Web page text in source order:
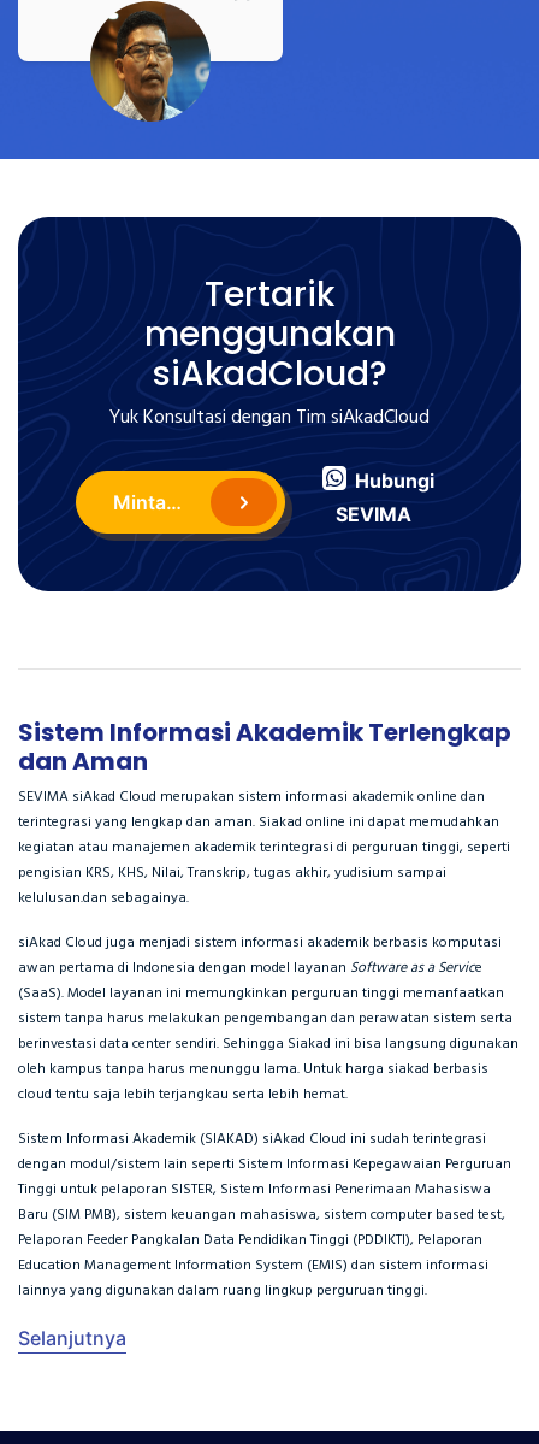
Tertarik
menggunakan
siAkadCloud?
Yuk Konsultasi dengan Tim siAkadCloud
Minta Demo
Hubungi
SEVIMA
Sistem Informasi Akademik Terlengkap
dan Aman
SEVIMA siAkad Cloud merupakan sistem informasi akademik online dan
terintegrasi yang lengkap dan aman. Siakad online ini dapat memudahkan
kegiatan atau manajemen akademik terintegrasi di perguruan tinggi, seperti
pengisian KRS, KHS, Nilai, Transkrip, tugas akhir, yudisium sampai
kelulusan.dan sebagainya.
siAkad Cloud juga menjadi sistem informasi akademik berbasis komputasi
awan pertama di Indonesia dengan model layanan Software as a Service
(SaaS). Model layanan ini memungkinkan perguruan tinggi memanfaatkan
sistem tanpa harus melakukan pengembangan dan perawatan sistem serta
berinvestasi data center sendiri. Sehingga Siakad ini bisa langsung digunakan
oleh kampus tanpa harus menunggu lama. Untuk harga siakad berbasis
cloud tentu saja lebih terjangkau serta lebih hemat.
Sistem Informasi Akademik (SIAKAD) siAkad Cloud ini sudah terintegrasi
dengan modul/sistem lain seperti Sistem Informasi Kepegawaian Perguruan
Tinggi untuk pelaporan SISTER, Sistem Informasi Penerimaan Mahasiswa
Baru (SIM PMB), sistem keuangan mahasiswa, sistem computer based test,
Pelaporan Feeder Pangkalan Data Pendidikan Tinggi (PDDIKTI), Pelaporan
Education Management Information System (EMIS) dan sistem informasi
lainnya yang digunakan dalam ruang lingkup perguruan tinggi.
Selanjutnya